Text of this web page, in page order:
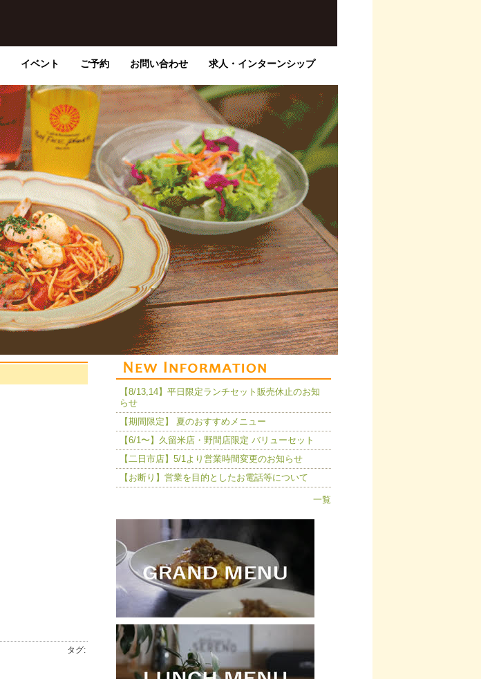
イベント ご予約 お問い合わせ 求人・インターンシップ
タグ:
【8/13,14】平日限定ランチセット販売休止のお知
らせ
【期間限定】 夏のおすすめメニュー
【6/1〜】久留米店・野間店限定 バリューセット
【二日市店】5/1より営業時間変更のお知らせ
【お断り】営業を目的としたお電話等について
一覧